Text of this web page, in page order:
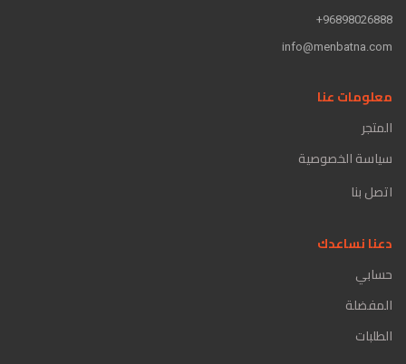
96898026888+
info@menbatna.com
معلومات عنا
المتجر
سياسة الخصوصية
اتصل بنا
دعنا نساعدك
حسابي
المفضلة
الطلبات